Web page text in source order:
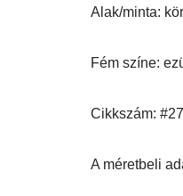
Alak/minta: kör
Fém színe:
Cikkszám:
A méretbeli